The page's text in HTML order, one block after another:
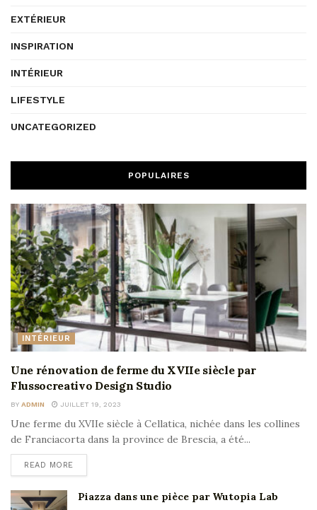
EXTÉRIEUR
INSPIRATION
INTÉRIEUR
LIFESTYLE
UNCATEGORIZED
POPULAIRES
INTÉRIEUR
Une rénovation de ferme du XVIIe siècle par
Flussocreativo Design Studio
BY ADMIN JUILLET 19, 2023
Une ferme du XVIIe siècle à Cellatica, nichée dans les collines
de Franciacorta dans la province de Brescia, a été...
READ MORE
Piazza dans une pièce par Wutopia Lab